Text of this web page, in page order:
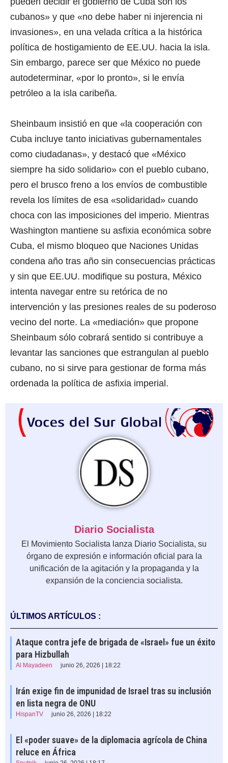
cubanos» y que «no debe haber ni injerencia ni
invasiones», en una velada crítica a la histórica
política de hostigamiento de EE.UU. hacia la isla.
Sin embargo, parece ser que México no puede
autodeterminar, «por lo pronto», si le envía
petróleo a la isla caribeña.
Sheinbaum insistió en que «la cooperación con
Cuba incluye tanto iniciativas gubernamentales
como ciudadanas», y destacó que «México
siempre ha sido solidario» con el pueblo cubano,
pero el brusco freno a los envíos de combustible
revela los límites de esa «solidaridad» cuando
choca con las imposiciones del imperio. Mientras
Washington mantiene su asfixia económica sobre
Cuba, el mismo bloqueo que Naciones Unidas
condena año tras año sin consecuencias prácticas
y sin que EE.UU. modifique su postura, México
intenta navegar entre su retórica de no
intervención y las presiones reales de su poderoso
vecino del norte. La «mediación» que propone
Sheinbaum sólo cobrará sentido si contribuye a
levantar las sanciones que estrangulan al pueblo
cubano, no si sirve para gestionar de forma más
ordenada la política de asfixia imperial.
Diario Socialista
El Movimiento Socialista lanza Diario Socialista, su
órgano de expresión e información oficial para la
unificación de la agitación y la propaganda y la
expansión de la conciencia socialista.
ÚLTIMOS ARTÍCULOS :
Ataque contra jefe de brigada de «Israel» fue un éxito
para Hizbullah
Al Mayadeen junio 26, 2026 | 18:22
Irán exige fin de impunidad de Israel tras su inclusión
en lista negra de ONU
HispanTV junio 26, 2026 | 18:22
El «poder suave» de la diplomacia agrícola de China
reluce en África